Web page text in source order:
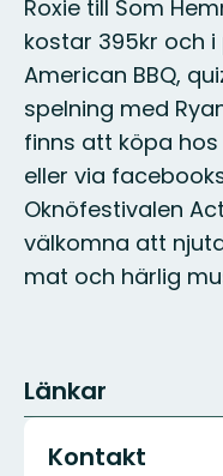
Roxie till Som
kostar 395kr och
American BBQ,
spelning med
finns att köpa
eller via
Oknöfestivalen
välkomna att
mat och härlig
Länkar
Kontakt